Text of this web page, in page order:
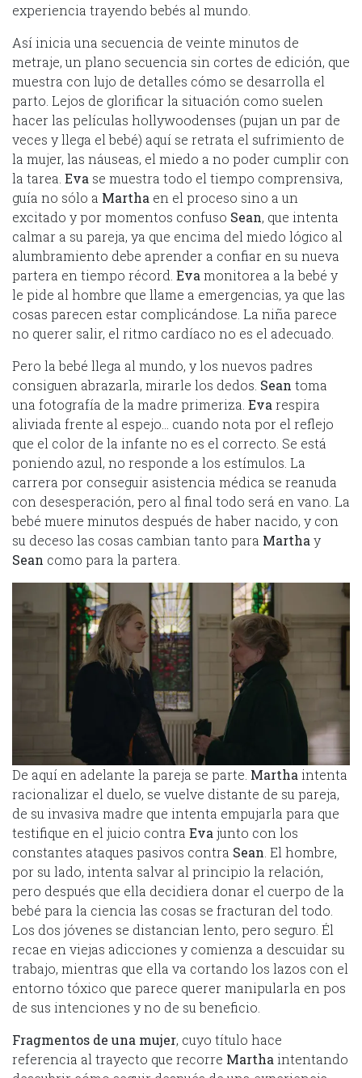
experiencia trayendo bebés al mundo.
Así inicia una secuencia de veinte minutos de
metraje, un plano secuencia sin cortes de edición, que
muestra con lujo de detalles cómo se desarrolla el
parto. Lejos de glorificar la situación como suelen
hacer las películas hollywoodenses (pujan un par de
veces y llega el bebé) aquí se retrata el sufrimiento de
la mujer, las náuseas, el miedo a no poder cumplir con
la tarea. Eva se muestra todo el tiempo comprensiva,
guía no sólo a Martha en el proceso sino a un
excitado y por momentos confuso Sean, que intenta
calmar a su pareja, ya que encima del miedo lógico al
alumbramiento debe aprender a confiar en su nueva
partera en tiempo récord. Eva monitorea a la bebé y
le pide al hombre que llame a emergencias, ya que las
cosas parecen estar complicándose. La niña parece
no querer salir, el ritmo cardíaco no es el adecuado.
Pero la bebé llega al mundo, y los nuevos padres
consiguen abrazarla, mirarle los dedos. Sean toma
una fotografía de la madre primeriza. Eva respira
aliviada frente al espejo… cuando nota por el reflejo
que el color de la infante no es el correcto. Se está
poniendo azul, no responde a los estímulos. La
carrera por conseguir asistencia médica se reanuda
con desesperación, pero al final todo será en vano. La
bebé muere minutos después de haber nacido, y con
su deceso las cosas cambian tanto para Martha y
Sean como para la partera.
De aquí en adelante la pareja se parte. Martha intenta
racionalizar el duelo, se vuelve distante de su pareja,
de su invasiva madre que intenta empujarla para que
testifique en el juicio contra Eva junto con los
constantes ataques pasivos contra Sean . El hombre,
por su lado, intenta salvar al principio la relación,
pero después que ella decidiera donar el cuerpo de la
bebé para la ciencia las cosas se fracturan del todo.
Los dos jóvenes se distancian lento, pero seguro. Él
recae en viejas adicciones y comienza a descuidar su
trabajo, mientras que ella va cortando los lazos con el
entorno tóxico que parece querer manipularla en pos
de sus intenciones y no de su beneficio.
Fragmentos de una mujer, cuyo título hace
referencia al trayecto que recorre Martha intentando